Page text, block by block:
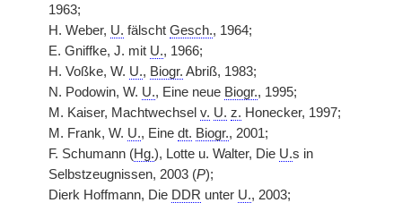
1963;
H. Weber, U. fälscht Gesch., 1964;
E. Gniffke, J. mit U., 1966;
H. Voßke, W. U., Biogr. Abriß, 1983;
N. Podowin, W. U., Eine neue Biogr., 1995;
M. Kaiser, Machtwechsel v. U. z. Honecker, 1997;
M. Frank, W. U., Eine dt. Biogr., 2001;
F. Schumann (Hg.), Lotte u. Walter, Die U.s in
Selbstzeugnissen, 2003 (P);
Dierk Hoffmann, Die DDR unter U., 2003;